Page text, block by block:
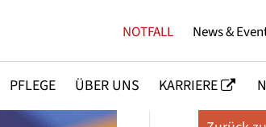
PFLEGE ÜBER UNS KARRIERE
NOTFALL News &